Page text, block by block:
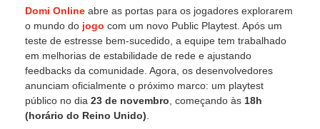
Domi Online abre as portas para os jogadores explorarem
o mundo do jogo com um novo Public Playtest. Após um
teste de estresse bem-sucedido, a equipe tem trabalhado
em melhorias de estabilidade de rede e ajustando
feedbacks da comunidade. Agora, os desenvolvedores
anunciam oficialmente o próximo marco: um playtest
público no dia 23 de novembro , começando às 18h
(horário do Reino Unido)